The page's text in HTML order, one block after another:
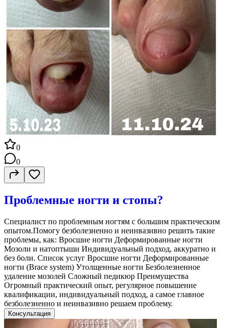
0
0
Проблемные ногти и стопы?
Специалист по проблемным ногтям с большим практическим
опытом.Помогу безболезненно и неинвазивно решить такие
проблемы, как: Вросшие ногти Деформированные ногти
Мозоли и натоптыши Индивидуальный подход, аккуратно и
без боли. Список услуг Вросшие ногти Деформированные
ногти (Brace system) Утолщенные ногти Безболезненное
удаление мозолей Сложный педикюр Преимущества
Огромный практический опыт, регулярное повышение
квалификации, индивидуальный подход, а самое главное
безболезненно и неинвазивно решаем проблему.
Консультация